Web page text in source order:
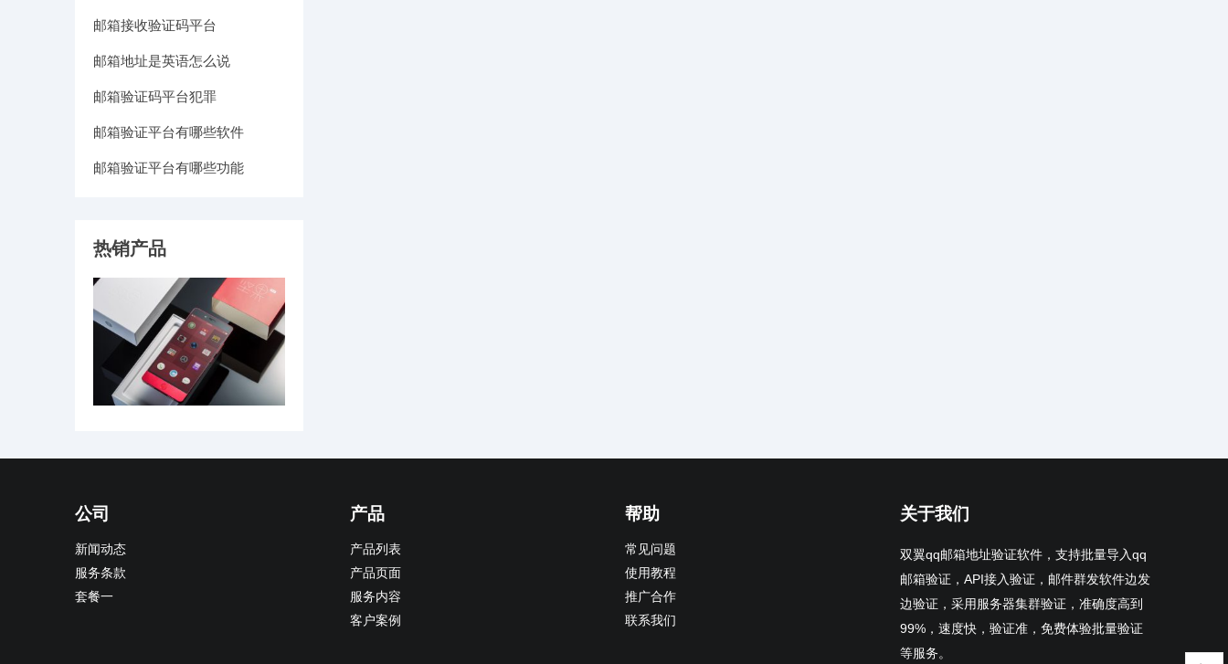
邮箱接收验证码平台
邮箱地址是英语怎么说
邮箱验证码平台犯罪
邮箱验证平台有哪些软件
邮箱验证平台有哪些功能
热销产品
公司
新闻动态
服务条款
套餐一
产品
产品列表
产品页面
服务内容
客户案例
帮助
常见问题
使用教程
推广合作
联系我们
关于我们
双翼qq邮箱地址验证软件，支持批量导入qq
邮箱验证，API接入验证，邮件群发软件边发
边验证，采用服务器集群验证，准确度高到
99%，速度快，验证准，免费体验批量验证
等服务。